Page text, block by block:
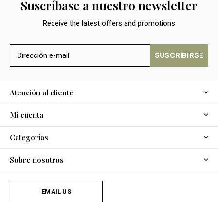
Suscríbase a nuestro newsletter
Receive the latest offers and promotions
SUSCRIBIRSE
Atención al cliente
Mi cuenta
Categorías
Sobre nosotros
EMAIL US